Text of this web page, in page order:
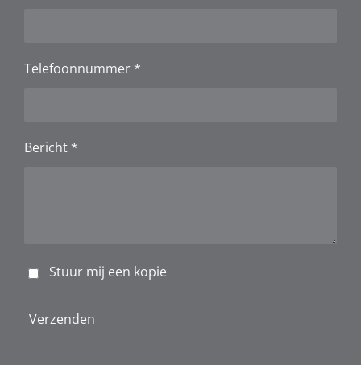
Telefoonnummer *
Bericht *
Stuur mij een kopie
Verzenden